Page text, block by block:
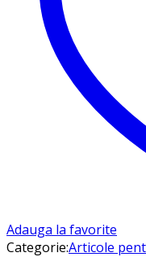
Adauga la favorite
Categorie:Articole